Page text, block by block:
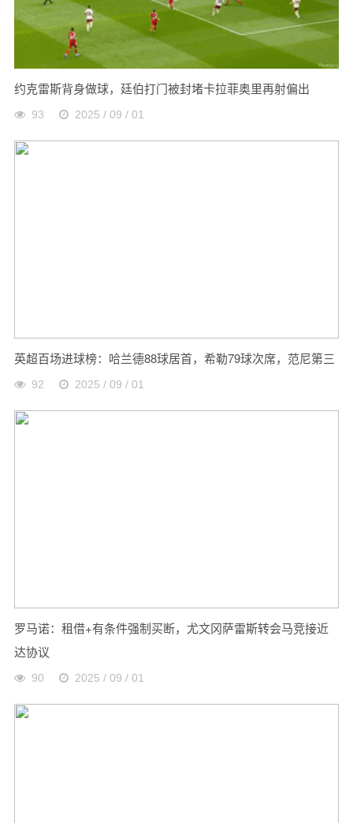
约克雷斯背身做球，廷伯打门被封堵卡拉菲奥里再射偏出
93 2025 / 09 / 01
英超百场进球榜：哈兰德88球居首，希勒79球次席，范尼第三
92 2025 / 09 / 01
罗马诺：租借+有条件强制买断，尤文冈萨雷斯转会马竞接近
达协议
90 2025 / 09 / 01